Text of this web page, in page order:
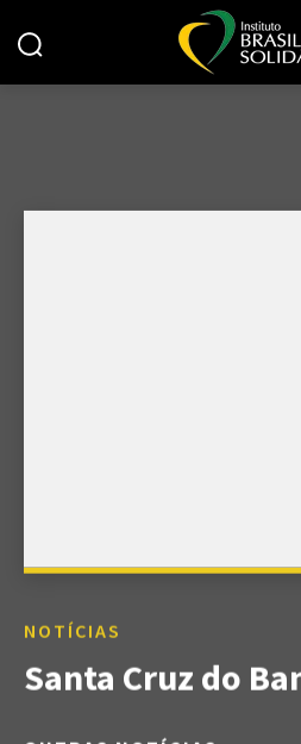
NOTÍCIAS
Santa Cruz do